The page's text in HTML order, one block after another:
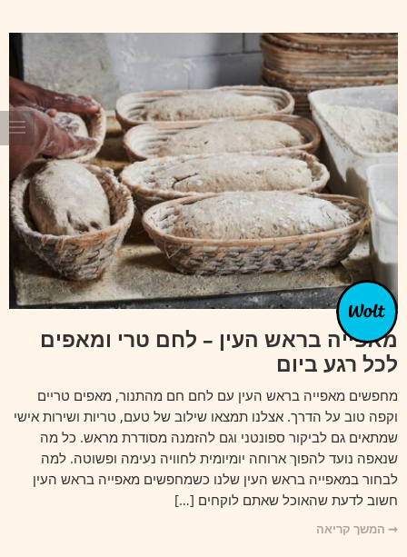
מאפייה בראש העין – לחם טרי ומאפים
לכל רגע ביום
מחפשים מאפייה בראש העין עם לחם חם מהתנור, מאפים טריים
וקפה טוב על הדרך. אצלנו תמצאו שילוב של טעם, טריות ושירות אישי
שמתאים גם לביקור ספונטני וגם להזמנה מסודרת מראש. כל מה
שנאפה נועד להפוך ארוחה יומיומית לחוויה נעימה ופשוטה. למה
לבחור במאפייה בראש העין שלנו כשמחפשים מאפייה בראש העין
חשוב לדעת שהאוכל שאתם לוקחים […]
➞ המשך קריאה